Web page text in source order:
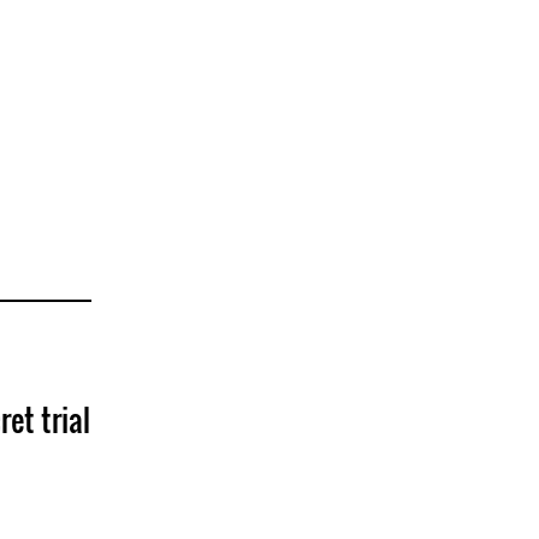
trial